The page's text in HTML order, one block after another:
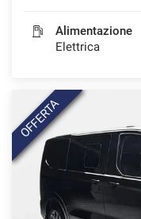
Alimentazione
Elettrica
OFFERTA